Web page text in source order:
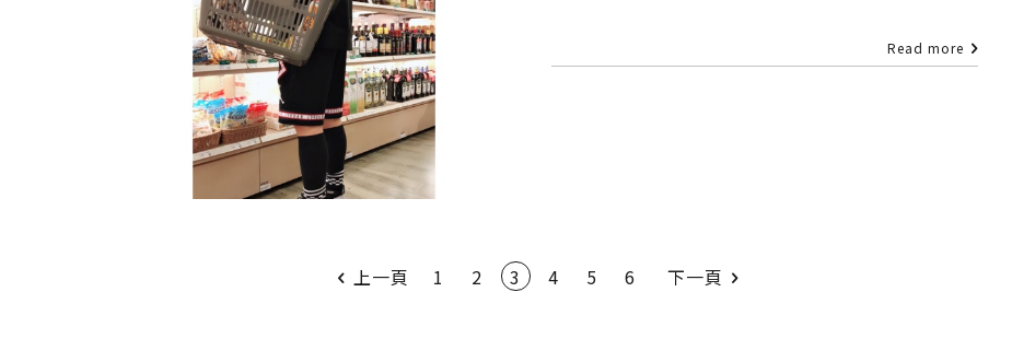
Read more
上一頁 1 2 3 4 5 6 下一頁